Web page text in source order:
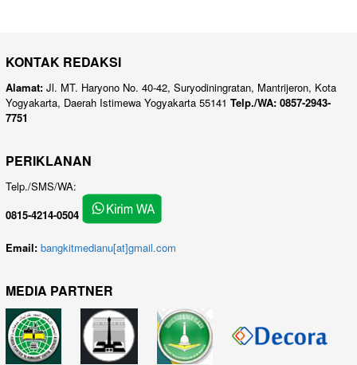
KONTAK REDAKSI
Alamat: Jl. MT. Haryono No. 40-42, Suryodiningratan, Mantrijeron, Kota
Yogyakarta, Daerah Istimewa Yogyakarta 55141 Telp./WA: 0857-2943-
7751
PERIKLANAN
Telp./SMS/WA:
0815-4214-0504
Email: bangkitmedianu[at]gmail.com
MEDIA PARTNER